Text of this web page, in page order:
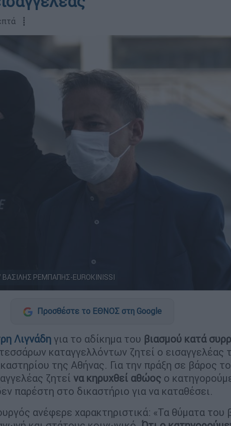
┋
ΒΑΣΙΛΗΣ ΡΕΜΠΑΠΗΣ-EUROKINISSI
Προσθέστε το ΕΘΝΟΣ στη Google
Λιγνάδη για το αδίκημα του βιασμού κατά
καταγγελλόντων ζητεί ο εισαγγελέας
της Αθήνας. Για την πράξη σε βάρος
ζητεί να κηρυχθεί αθώος ο
παρέστη στο δικαστήριο για να καταθέσει.
ανέφερε χαρακτηριστικά: «Τα θύματα του